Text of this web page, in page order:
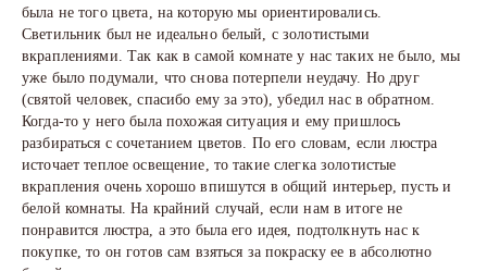
была не того цвета, на которую мы ориентировались.
Светильник был не идеально белый, с золотистыми
вкраплениями. Так как в самой комнате у нас таких не было, мы
уже было подумали, что снова потерпели неудачу. Но друг
(святой человек, спасибо ему за это), убедил нас в обратном.
Когда-то у него была похожая ситуация и ему пришлось
разбираться с сочетанием цветов. По его словам, если люстра
источает теплое освещение, то такие слегка золотистые
вкрапления очень хорошо впишутся в общий интерьер, пусть и
белой комнаты. На крайний случай, если нам в итоге не
понравится люстра, а это была его идея, подтолкнуть нас к
покупке, то он готов сам взяться за покраску ее в абсолютно